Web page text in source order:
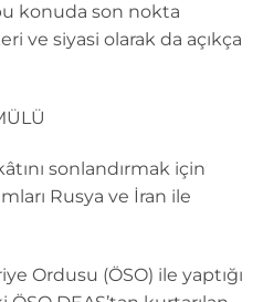
konuda son nokta
ve siyasi olarak da açıkça
sonlandırmak için
Rusya ve İran ile
Ordusu (ÖSO) ile yaptığı